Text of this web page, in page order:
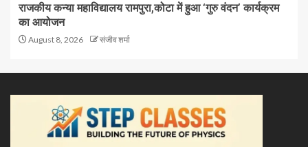
राजकीय कन्या महाविद्यालय रामपुरा,कोटा में हुआ ‘गुरु वंदन’ कार्यक्रम
का आयोजन
August 8, 2026 संजीव शर्मा